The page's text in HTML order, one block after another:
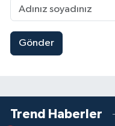
Gönder
Trend Haberler